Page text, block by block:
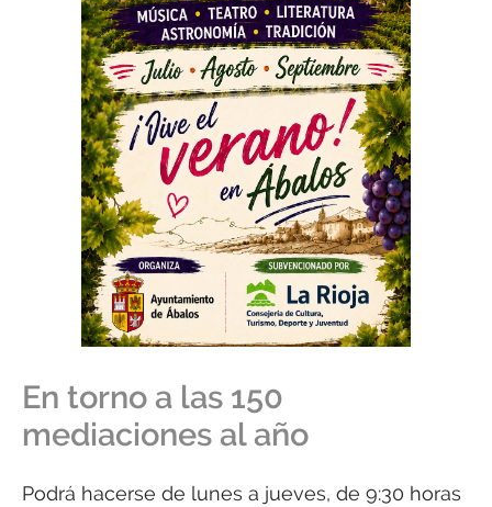
En torno a las 150
mediaciones al año
Podrá hacerse de lunes a jueves, de 9:30 horas